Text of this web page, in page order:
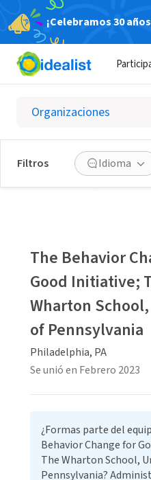
¡Celebramos 30
Filtros Idioma
The Behavior
Good Initiative;
Wharton
of Pennsylvania
Philadelphia, PA
Se unió en Febrero 2023
¿Formas parte del
Behavior Change for
The Wharton School,
Pennsylvania?